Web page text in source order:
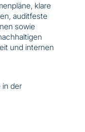
klare
auditfeste
sowie
und internen
in der